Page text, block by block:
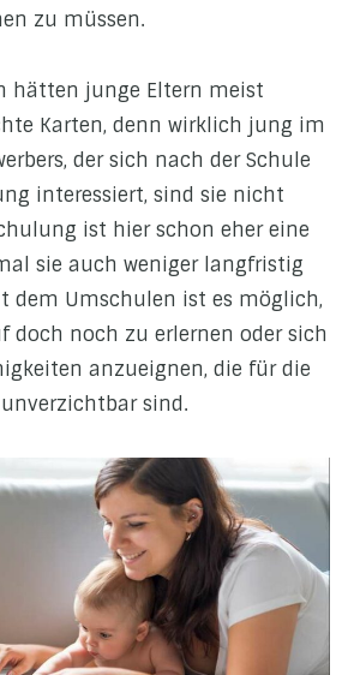
zu müssen.
hätten junge Eltern meist
Karten, denn wirklich jung im
der sich nach der Schule
interessiert, sind sie nicht
ist hier schon eher eine
sie auch weniger langfristig
dem Umschulen ist es möglich,
doch noch zu erlernen oder sich
anzueignen, die für die
sind.